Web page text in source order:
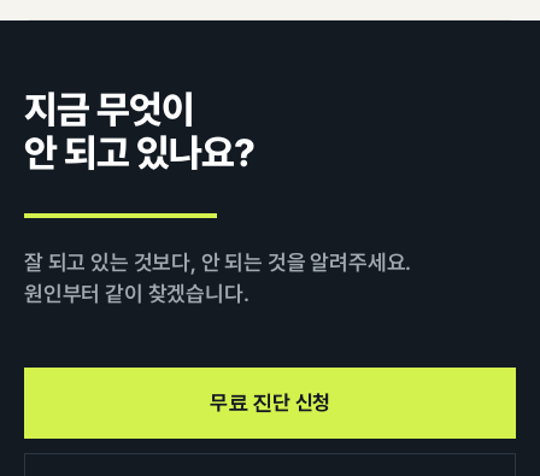
지금 무엇이
안 되고 있나요?
잘 되고 있는 것보다, 안 되는 것을 알려주세요.
원인부터 같이 찾겠습니다.
무료 진단 신청